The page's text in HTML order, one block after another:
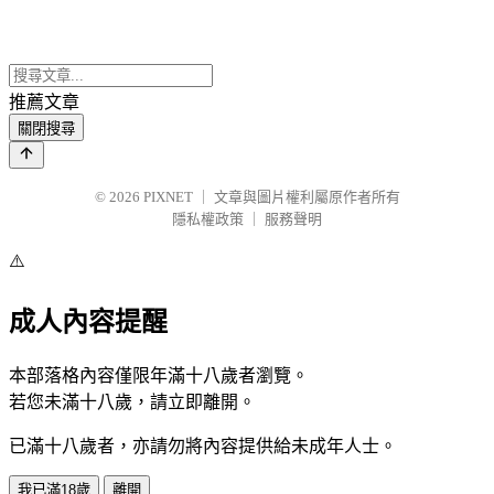
推薦文章
關閉搜尋
© 2026 PIXNET
文章與圖片權利屬原作者所有
隱私權政策
服務聲明
⚠️
成人內容提醒
本部落格內容僅限年滿十八歲者瀏覽。
若您未滿十八歲，請立即離開。
已滿十八歲者，亦請勿將內容提供給未成年人士。
我已滿18歲 離開